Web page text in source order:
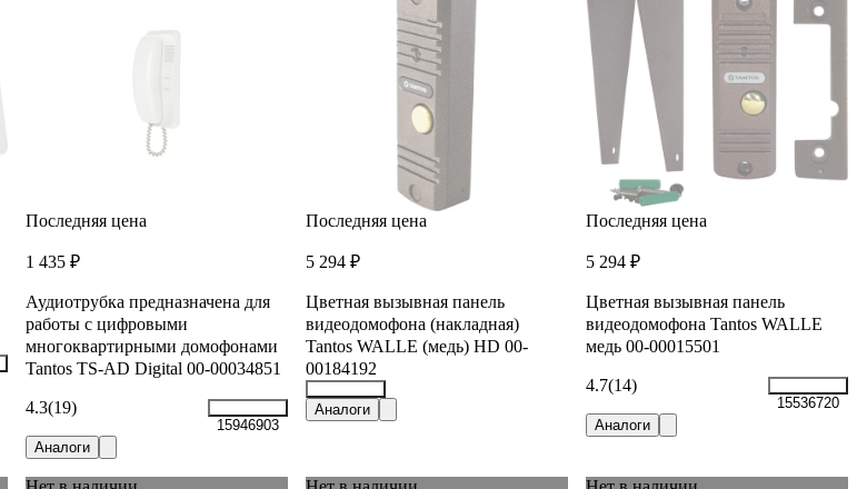
Последняя цена
1 435 ₽
Аудиотрубка предназначена для
работы c цифровыми
многоквартирными домофонами
Tantos TS-AD Digital 00-00034851
4.3(19)
15946903
Аналоги
Последняя цена
5 294 ₽
Цветная вызывная панель
видеодомофона (накладная)
Tantos WALLE (медь) HD 00-
00184192
26218235
Аналоги
Последняя цена
5 294 ₽
Цветная вызывная панель
видеодомофона Tantos WALLE
медь 00-00015501
4.7(14)
15536720
Аналоги